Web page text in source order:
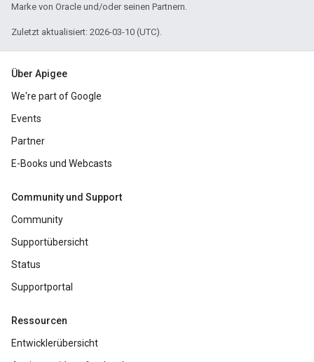
Marke von Oracle und/oder seinen Partnern.
Zuletzt aktualisiert: 2026-03-10 (UTC).
Über Apigee
We're part of Google
Events
Partner
E-Books und Webcasts
Community und Support
Community
Supportübersicht
Status
Supportportal
Ressourcen
Entwicklerübersicht